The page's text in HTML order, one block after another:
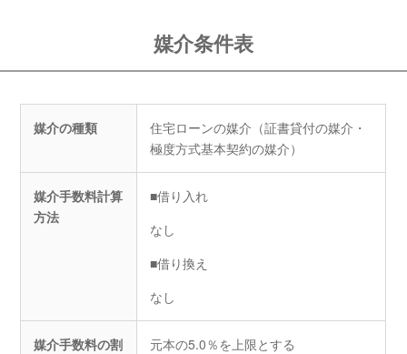
媒介条件表
媒介の種類
住宅ローンの媒介（証書貸付の媒介・
極度方式基本契約の媒介）
媒介手数料計算
方法
■借り入れ
なし
■借り換え
なし
媒介手数料の割
元本の5.0％を上限とする